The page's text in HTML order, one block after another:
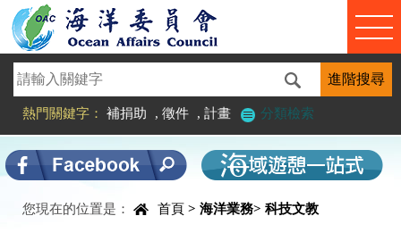
進入內容區塊
熱門關鍵字： 補捐助 , 徵件 , 計畫 分類檢索
您現在的位置是： 首頁 > 海洋業務> 科技文教